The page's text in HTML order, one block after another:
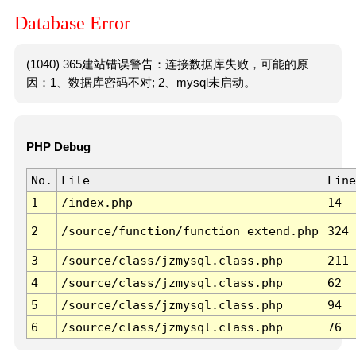
Database Error
(1040) 365建站错误警告：连接数据库失败，可能的原
因：1、数据库密码不对; 2、mysql未启动。
PHP Debug
No. File
Line
1
/index.php 14
2 /source/function/function_extend.php 324
3 /source/class/jzmysql.class.php
211
4
/source/class/jzmysql.class.php
62
5
/source/class/jzmysql.class.php
94
6
/source/class/jzmysql.class.php 76